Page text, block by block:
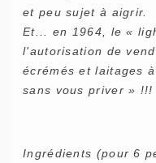
et peu sujet à aigrir.
Et... en 1964, le «
l'autorisation de
écrémés et laitages
sans vous priver » !!!
Ingrédients (pour 6